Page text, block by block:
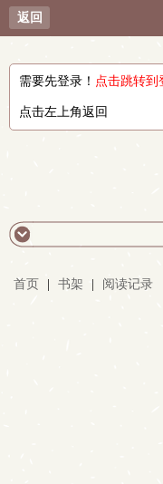
返回
需要先登录！ 点击跳转到
点击左上角返回
首页 书架 阅读记录